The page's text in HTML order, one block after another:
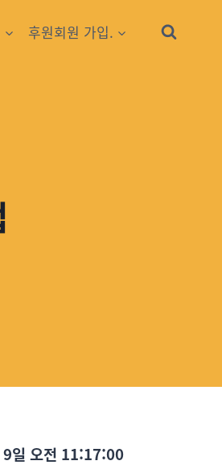
후원회원 가입.
일 오전 11:17:01